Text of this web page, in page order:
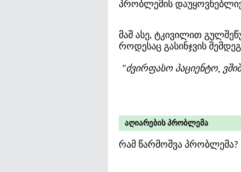
პრობლემის
მაშ ასე, ტკივილით
როდესაც გასინჯვის შემდეგ
"ძვირფასო პაციენტო,
აღიარების პრობლემა
რამ წარმოშვა პრობლემა?